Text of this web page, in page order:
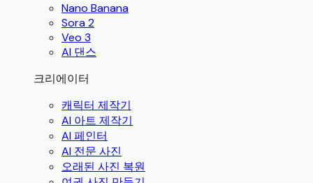
Nano Banana
Sora 2
Veo 3
AI 댄스
크리에이터
캐릭터 제작기
AI 아트 제작기
AI 페인터
AI 전문 사진
오래된 사진 복원